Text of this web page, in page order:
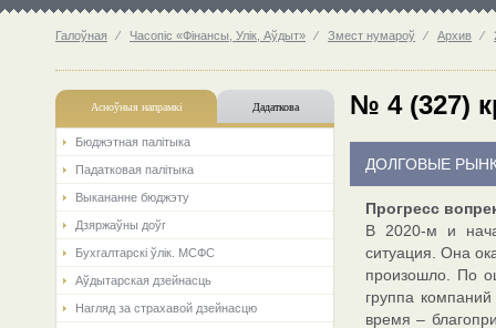
Галоўная ⁄ Часопіс «Фінансы, Улік, Аўдыт» ⁄ Змест нумароў ⁄ Архив ⁄
Асноўныя напрамкi Дадаткова
Бюджэтная палiтыка
Падатковая палітыка
Выкананне бюджэту
Дзяржаўны доўг
Бухгалтарскі ўлік. МСФС
Аўдытарская дзейнасць
Нагляд за страхавой дзейнасцю
№ 4 (327)
ДОЛГОВЫЕ
Прогресс
В 2020-м и
ситуация. Она
произошло. По
группа
время –